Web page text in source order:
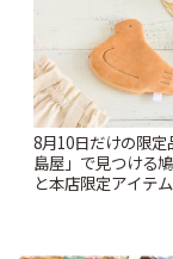
8月10日だけの限
島屋」で見つける
と本店限定アイテ